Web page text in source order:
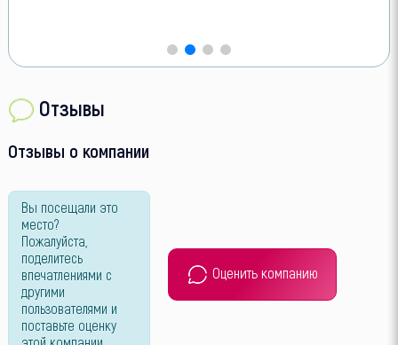
Отзывы
Отзывы о компании
Вы посещали это
место?
Пожалуйста,
поделитесь
впечатлениями с
другими
пользователями и
поставьте оценку
этой компании.
Оценить компанию